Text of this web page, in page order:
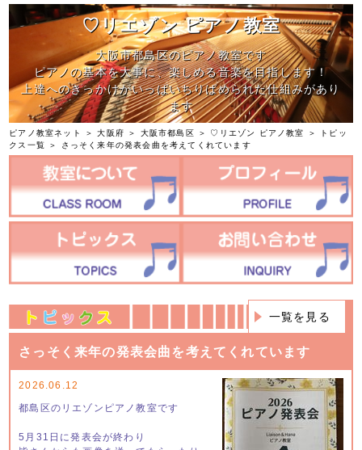
♡リエゾン ピアノ教室
大阪市都島区のピアノ教室です
ピアノの基本を大事に、楽しめる音楽を目指します！
上達へのきっかけがいっぱいちりばめられた仕組みがあり
ます
ピアノ教室ネット ＞大阪府 ＞ 大阪市都島区 ＞ ♡リエゾン ピアノ教室 ＞
トピッ
クス一覧 ＞ さっそく来年の発表会曲を考えてくれています
一覧を見る
さっそく来年の発表会曲を考えてくれています
2026.06.12
都島区のリエゾンピアノ教室です
5月31日に発表会が終わり